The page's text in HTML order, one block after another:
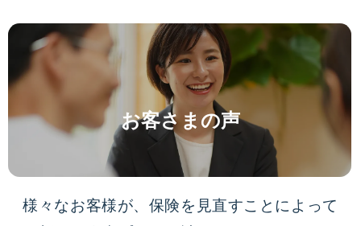
お客さまの声
様々なお客様が、保険を見直すことによって